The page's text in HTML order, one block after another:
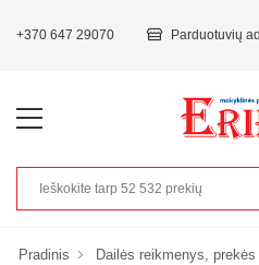
+370 647 29070 Parduotuvių
Pradinis
Dailės reikmenys, prekės